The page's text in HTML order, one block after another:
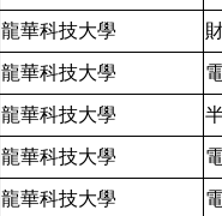
龍華科技大學
龍華科技大學
龍華科技大學
龍華科技大學
龍華科技大學